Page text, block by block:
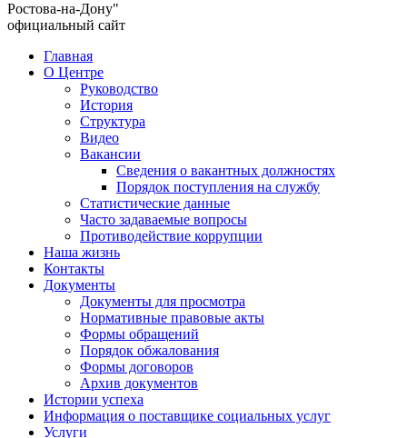
Ростова-на-Дону"
официальный сайт
Главная
О Центре
Руководство
История
Структура
Видео
Вакансии
Сведения о вакантных должностях
Порядок поступления на службу
Статистические данные
Часто задаваемые вопросы
Противодействие коррупции
Наша жизнь
Контакты
Документы
Документы для просмотра
Нормативные правовые акты
Формы обращений
Порядок обжалования
Формы договоров
Архив документов
Истории успеха
Информация о поставщике социальных услуг
Услуги